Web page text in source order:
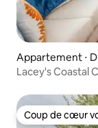
Appartement ⋅
Lacey's Coastal
Coup de cœur
Coup de cœur